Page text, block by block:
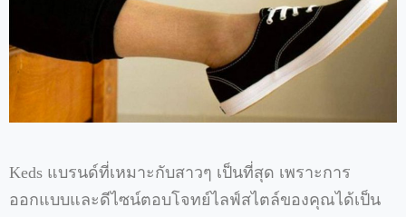
Keds แบรนด์ที่เหมาะกับสาวๆ เป็นที่สุด เพราะการ
ออกแบบและดีไซน์ตอบโจทย์ไลฟ์สไตล์ของคุณได้เป็น